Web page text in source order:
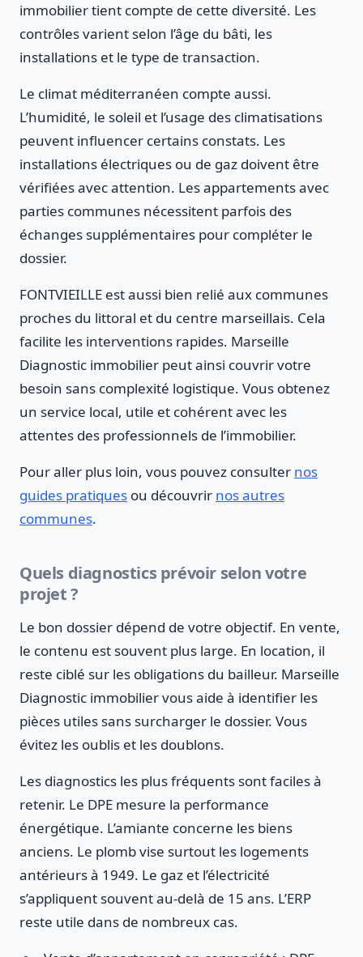
immobilier tient compte de cette diversité. Les
contrôles varient selon l’âge du bâti, les
installations et le type de transaction.
Le climat méditerranéen compte aussi.
L’humidité, le soleil et l’usage des climatisations
peuvent influencer certains constats. Les
installations électriques ou de gaz doivent être
vérifiées avec attention. Les appartements avec
parties communes nécessitent parfois des
échanges supplémentaires pour compléter le
dossier.
FONTVIEILLE est aussi bien relié aux communes
proches du littoral et du centre marseillais. Cela
facilite les interventions rapides. Marseille
Diagnostic immobilier peut ainsi couvrir votre
besoin sans complexité logistique. Vous obtenez
un service local, utile et cohérent avec les
attentes des professionnels de l’immobilier.
Pour aller plus loin, vous pouvez consulter nos
guides pratiques ou découvrir nos autres
communes.
Quels diagnostics prévoir selon votre
projet ?
Le bon dossier dépend de votre objectif. En vente,
le contenu est souvent plus large. En location, il
reste ciblé sur les obligations du bailleur. Marseille
Diagnostic immobilier vous aide à identifier les
pièces utiles sans surcharger le dossier. Vous
évitez les oublis et les doublons.
Les diagnostics les plus fréquents sont faciles à
retenir. Le DPE mesure la performance
énergétique. L’amiante concerne les biens
anciens. Le plomb vise surtout les logements
antérieurs à 1949. Le gaz et l’électricité
s’appliquent souvent au-delà de 15 ans. L’ERP
reste utile dans de nombreux cas.